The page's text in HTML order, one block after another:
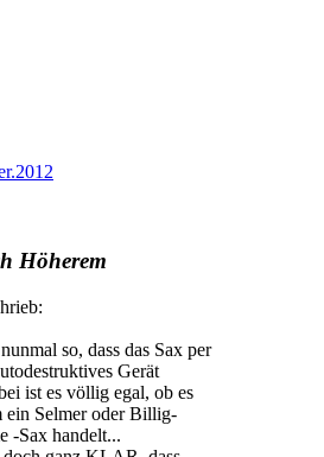
Höherem
so, dass das Sax per
Gerät
ist es völlig egal, ob es
ein Selmer oder Billig-
-Sax handelt...